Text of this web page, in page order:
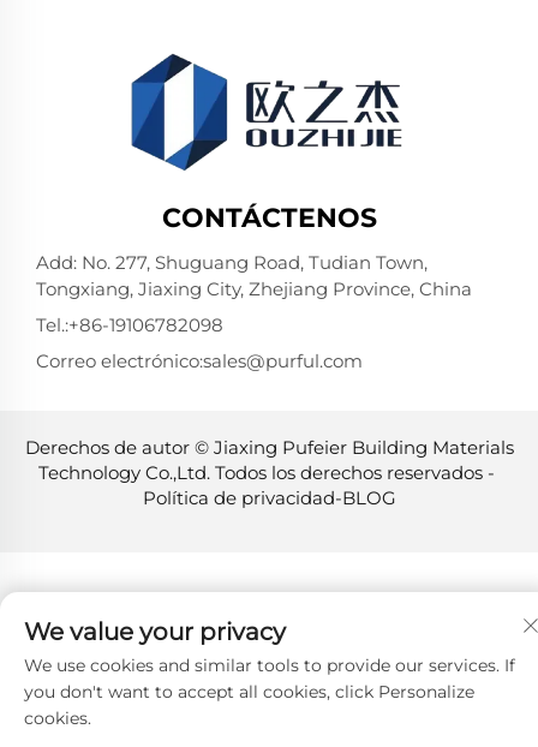
CONTÁCTENOS
Add: No. 277, Shuguang Road, Tudian Town,
Tongxiang, Jiaxing City, Zhejiang Province, China
Tel.:+86-19106782098
Correo electrónico:sales@purful.com
Derechos de autor © Jiaxing Pufeier Building Materials
Technology Co.,Ltd. Todos los derechos reservados -
Política de privacidad-BLOG
We value your privacy
We use cookies and similar tools to provide our services. If
you don't want to accept all cookies, click Personalize
cookies.